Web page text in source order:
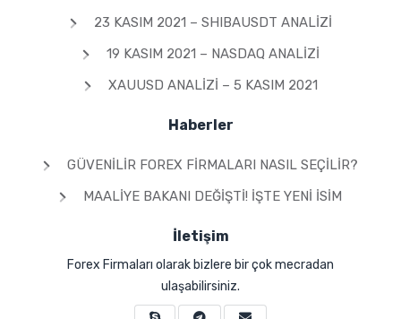
23 KASIM 2021 – SHIBAUSDT ANALIZI
19 KASIM 2021 – NASDAQ ANALIZI
XAUUSD ANALIZI – 5 KASIM 2021
Haberler
GÜVENILIR FOREX FIRMALARI NASIL SEÇILIR?
MAALIYE BAKANI DEĞIŞTI! İŞTE YENI İSIM
İletişim
Forex Firmaları olarak bizlere bir çok mecradan
ulaşabilirsiniz.